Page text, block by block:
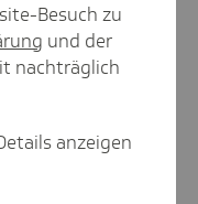
Besuch zu
und der
nachträglich
anzeigen